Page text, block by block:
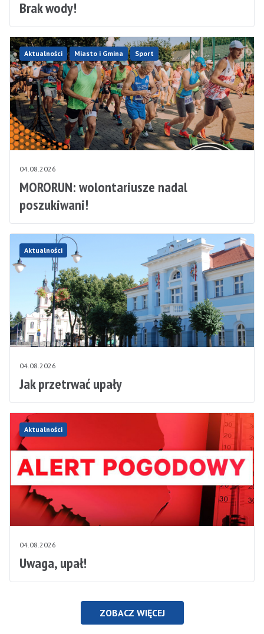
Brak wody!
Aktualności Miasto i Gmina Sport
04.08.2026
MORORUN: wolontariusze nadal
poszukiwani!
Aktualności
04.08.2026
Jak przetrwać upały
Aktualności
04.08.2026
Uwaga, upał!
ZOBACZ WIĘCEJ